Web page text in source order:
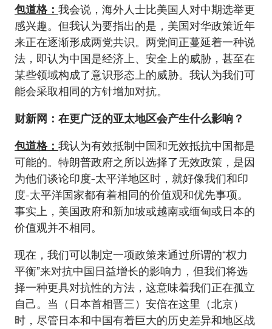
包道格： 我会说，海外人士比美国人对中期选举更
感兴趣。但我认为要指出的是，美国对华政策近年
来正在逐渐形成两党共识。两党间正蔓延着一种说
法，即认为中国是经济上、安全上的威胁，甚至在
某些领域构成了意识形态上的威胁。我认为我们可
能会采取相同的方针增加对抗。
财新网：在更广泛的亚太地区会产生什么影响？
包道格： 我认为有效抵制中国和无效抵抗中国都是
可能的。特朗普政府之所以选择了无效政策，是因
为他们谈论印度-太平洋地区时，就好像我们和印
度-太平洋国家都有着相同的价值观和优先事项。
事实上，美国政府和新加坡或越南或缅甸或日本的
价值观并不相同。
现在，我们可以制定一项政策来通过所谓的“权力
平衡”来对抗中国日益增长的影响力，但我们将选
择一种更具对抗性的方法，这意味着我们正在孤立
自己。当（日本首相晋三）安倍在这里（北京）
时，尽管日本和中国有着巨大的历史差异和地区战